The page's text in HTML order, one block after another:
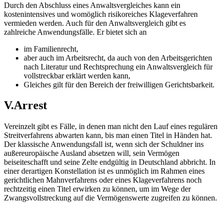
Durch den Abschluss eines Anwaltsvergleiches kann ein
kostenintensives und womöglich risikoreiches Klageverfahren
vermieden werden. Auch für den Anwaltsvergleich gibt es
zahlreiche Anwendungsfälle. Er bietet sich an
im Familienrecht,
aber auch im Arbeitsrecht, da auch von den Arbeitsgerichten
nach Literatur und Rechtsprechung ein Anwaltsvergleich für
vollstreckbar erklärt werden kann,
Gleiches gilt für den Bereich der freiwilligen Gerichtsbarkeit.
V.Arrest
Vereinzelt gibt es Fälle, in denen man nicht den Lauf eines regulären
Streitverfahrens abwarten kann, bis man einen Titel in Händen hat.
Der klassische Anwendungsfall ist, wenn sich der Schuldner ins
außereuropäische Ausland absetzen will, sein Vermögen
beiseiteschafft und seine Zelte endgültig in Deutschland abbricht. In
einer derartigen Konstellation ist es unmöglich im Rahmen eines
gerichtlichen Mahnverfahrens oder eines Klageverfahrens noch
rechtzeitig einen Titel erwirken zu können, um im Wege der
Zwangsvollstreckung auf die Vermögenswerte zugreifen zu können.